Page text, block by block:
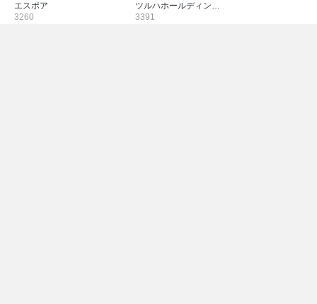
エスポア
3260
ツルハホールディン…
3391